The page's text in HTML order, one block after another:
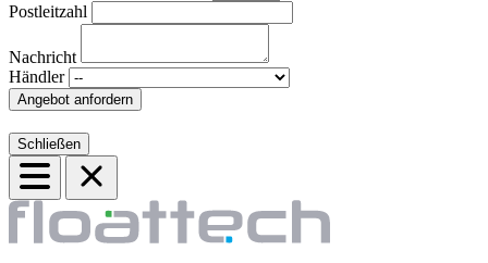
Postleitzahl
Nachricht
Händler
Angebot anfordern
Schließen